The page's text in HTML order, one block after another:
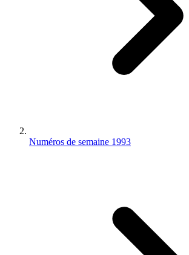
Numéros de semaine 1993